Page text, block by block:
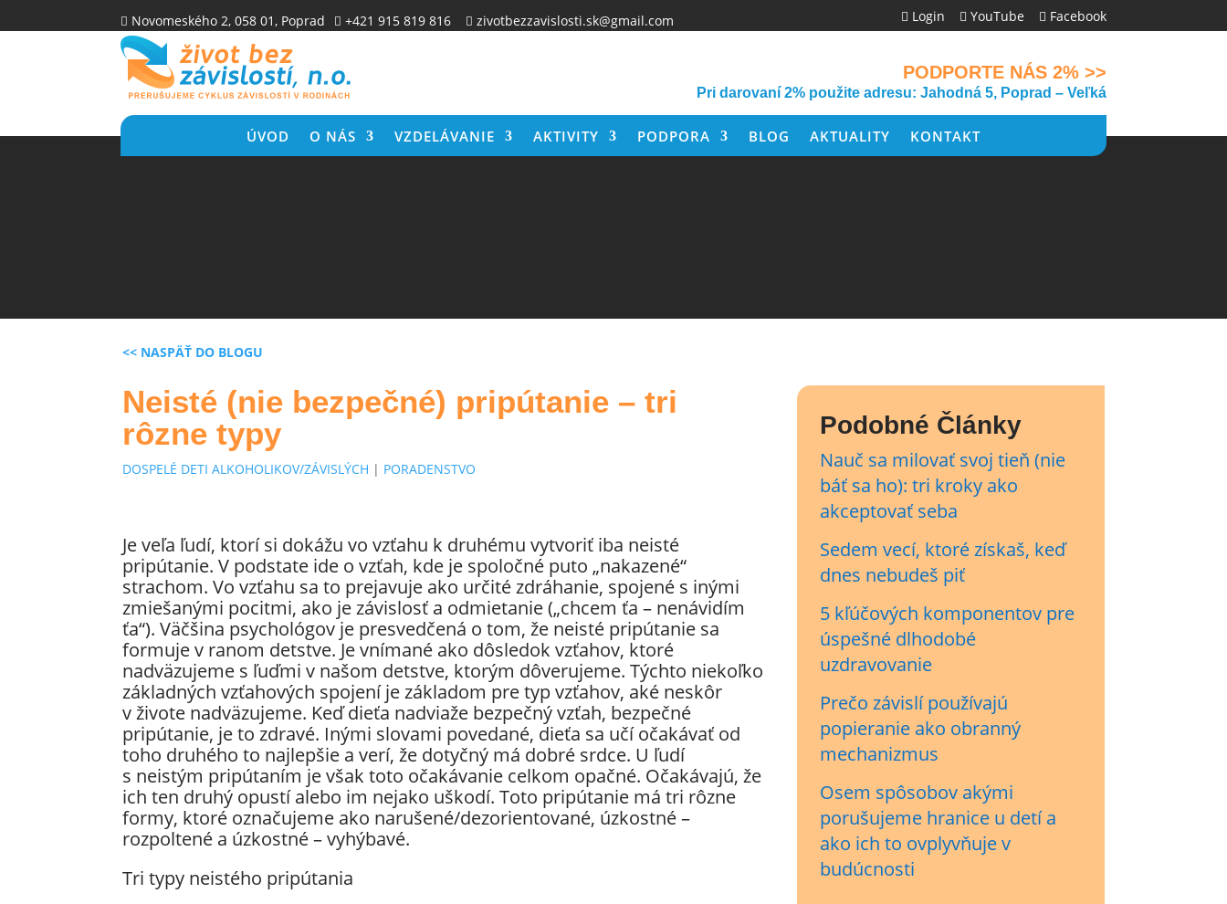
 Novomeského 2, 058 01, Poprad  +421 915 819 816  zivotbezzavislosti.sk@gmail.com  Login  YouTube  Facebook
PODPORTE NÁS 2% >>
Pri darovaní 2% použite adresu: Jahodná 5, Poprad – Veľká
ÚVOD O NÁS VZDELÁVANIE AKTIVITY PODPORA BLOG AKTUALITY KONTAKT
<< NASPÄŤ DO BLOGU
Neisté (nie bezpečné) pripútanie – tri
rôzne typy
DOSPELÉ DETI ALKOHOLIKOV/ZÁVISLÝCH | PORADENSTVO
Je veľa ľudí, ktorí si dokážu vo vzťahu k druhému vytvoriť iba neisté
pripútanie. V podstate ide o vzťah, kde je spoločné puto „nakazené“
strachom. Vo vzťahu sa to prejavuje ako určité zdráhanie, spojené s inými
zmiešanými pocitmi, ako je závislosť a odmietanie („chcem ťa – nenávidím
ťa“). Väčšina psychológov je presvedčená o tom, že neisté pripútanie sa
formuje v ranom detstve. Je vnímané ako dôsledok vzťahov, ktoré
nadväzujeme s ľuďmi v našom detstve, ktorým dôverujeme. Týchto niekoľko
základných vzťahových spojení je základom pre typ vzťahov, aké neskôr
v živote nadväzujeme. Keď dieťa nadviaže bezpečný vzťah, bezpečné
pripútanie, je to zdravé. Inými slovami povedané, dieťa sa učí očakávať od
toho druhého to najlepšie a verí, že dotyčný má dobré srdce. U ľudí
s neistým pripútaním je však toto očakávanie celkom opačné. Očakávajú, že
ich ten druhý opustí alebo im nejako uškodí. Toto pripútanie má tri rôzne
formy, ktoré označujeme ako narušené/dezorientované, úzkostné –
rozpoltené a úzkostné – vyhýbavé.
Tri typy neistého pripútania
Podobné Články
Nauč sa milovať svoj tieň (nie
báť sa ho): tri kroky ako
akceptovať seba
Sedem vecí, ktoré získaš, keď
dnes nebudeš piť
5 kľúčových komponentov pre
úspešné dlhodobé
uzdravovanie
Prečo závislí používajú
popieranie ako obranný
mechanizmus
Osem spôsobov akými
porušujeme hranice u detí a
ako ich to ovplyvňuje v
budúcnosti